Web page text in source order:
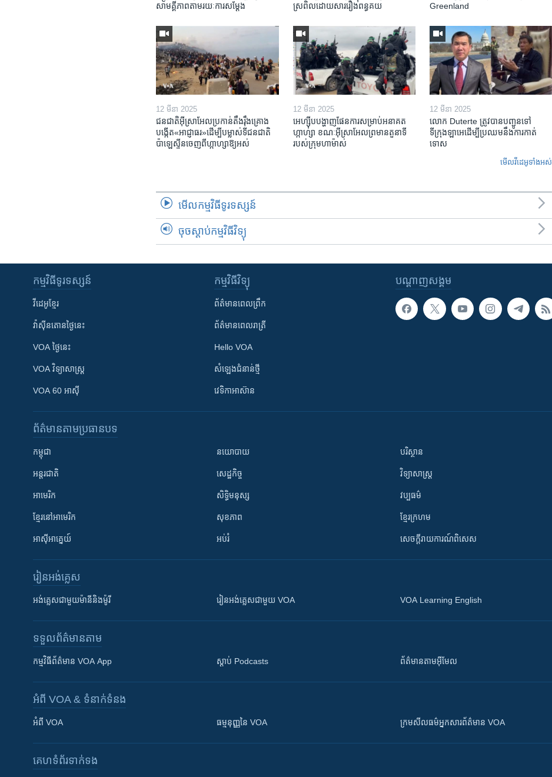
សាមគ្គីភាព​តាម​រយៈ​ការសម្តែង
ស្រពិល​ដោយសារ​រឿង​ពន្ធគយ
Greenland
12 មីនា 2025
ជនជាតិ​អ៊ីស្រាអែល​ប្រកាន់​តឹងរ៉ឹង​គ្រោង​
បង្កើត​«អាជ្ញាធរ‍»​ដើម្បី​បម្លាស់​ទី​ជនជាតិ​
ប៉ាឡេស្ទីន​ចេញពី​ហ្កាហ្សា​ឱ្យ​អស់
12 មីនា 2025
អេហ្ស៊ីប​បង្ហាញ​ផែនការ​សម្រាប់​អនាគត​
ហ្កាហ្សា ខណៈ​អ៊ីស្រាអែល​ព្រមាន​តួនាទី​
របស់​ក្រុម​ហាម៉ាស់
12 មីនា 2025
លោក Duterte ត្រូវ​បាន​បញ្ជូនទៅ
ទីក្រុងឡាអេ​ដើម្បី​ប្រឈម​នឹង​ការកាត់
ទោស
មើល​វីដេអូ​ទាំង​អស់
មើល​កម្មវិធី​ទូរទស្សន៍
ចុចស្តាប់កម្មវិធីវិទ្យុ
បណ្តាញ​សង្គម
កម្មវិធី​ទូរទស្សន៍
វីដេអូ​ខ្មែរ
វ៉ាស៊ីនតោន​ថ្ងៃ​នេះ
VOA ថ្ងៃនេះ
VOA ​វិទ្យាសាស្ត្រ
VOA 60 អាស៊ី
កម្មវិធី​វិទ្យុ
ព័ត៌មាន​ពេល​ព្រឹក
ព័ត៌មាន​​ពេល​រាត្រី
Hello VOA
សំឡេង​ជំនាន់​ថ្មី
វេទិកា​អាស៊ាន
ព័ត៌មាន​តាមប្រធានបទ​
កម្ពុជា
អន្តរជាតិ
អាមេរិក
ខ្មែរ​នៅអាមេរិក
អាស៊ីអាគ្នេយ៍
នយោបាយ
សេដ្ឋកិច្ច
សិទ្ធិមនុស្ស
សុខភាព
អប់រំ
បរិស្ថាន
វិទ្យាសាស្រ្ត
វប្បធម៌
ខ្មែរក្រហម
សេចក្តីរាយការណ៍ពិសេស
រៀន​​អង់គ្លេស
អង់គ្លេស​ជាមួយ​ម៉ានី​និង​ម៉ូរី រៀន​​​​​​អង់គ្លេស​​ជាមួយ VOA VOA Learning English
ទទួល​ព័ត៌មាន​តាម
កម្មវិធី​ព័ត៌មាន VOA App ស្តាប់ Podcasts ព័ត៌មាន​តាម​អ៊ីមែល
អំពី​ VOA & ទំនាក់ទំនង
អំពី​ VOA ធម្មនុញ្ញ​នៃ VOA ក្រម​​​សីលធម៌​​​អ្នក​​​សារព័ត៌មាន VOA
គេហទំព័រ​​ទាក់ទង